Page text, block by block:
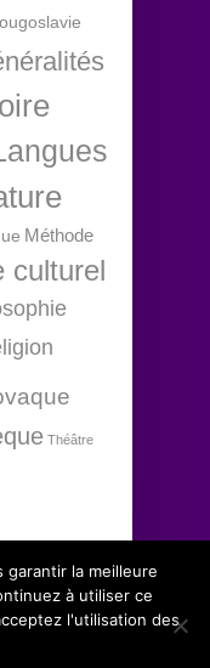
Méthode
culturel
Théâtre
tous
la meilleure
à utiliser ce
l'utilisation des